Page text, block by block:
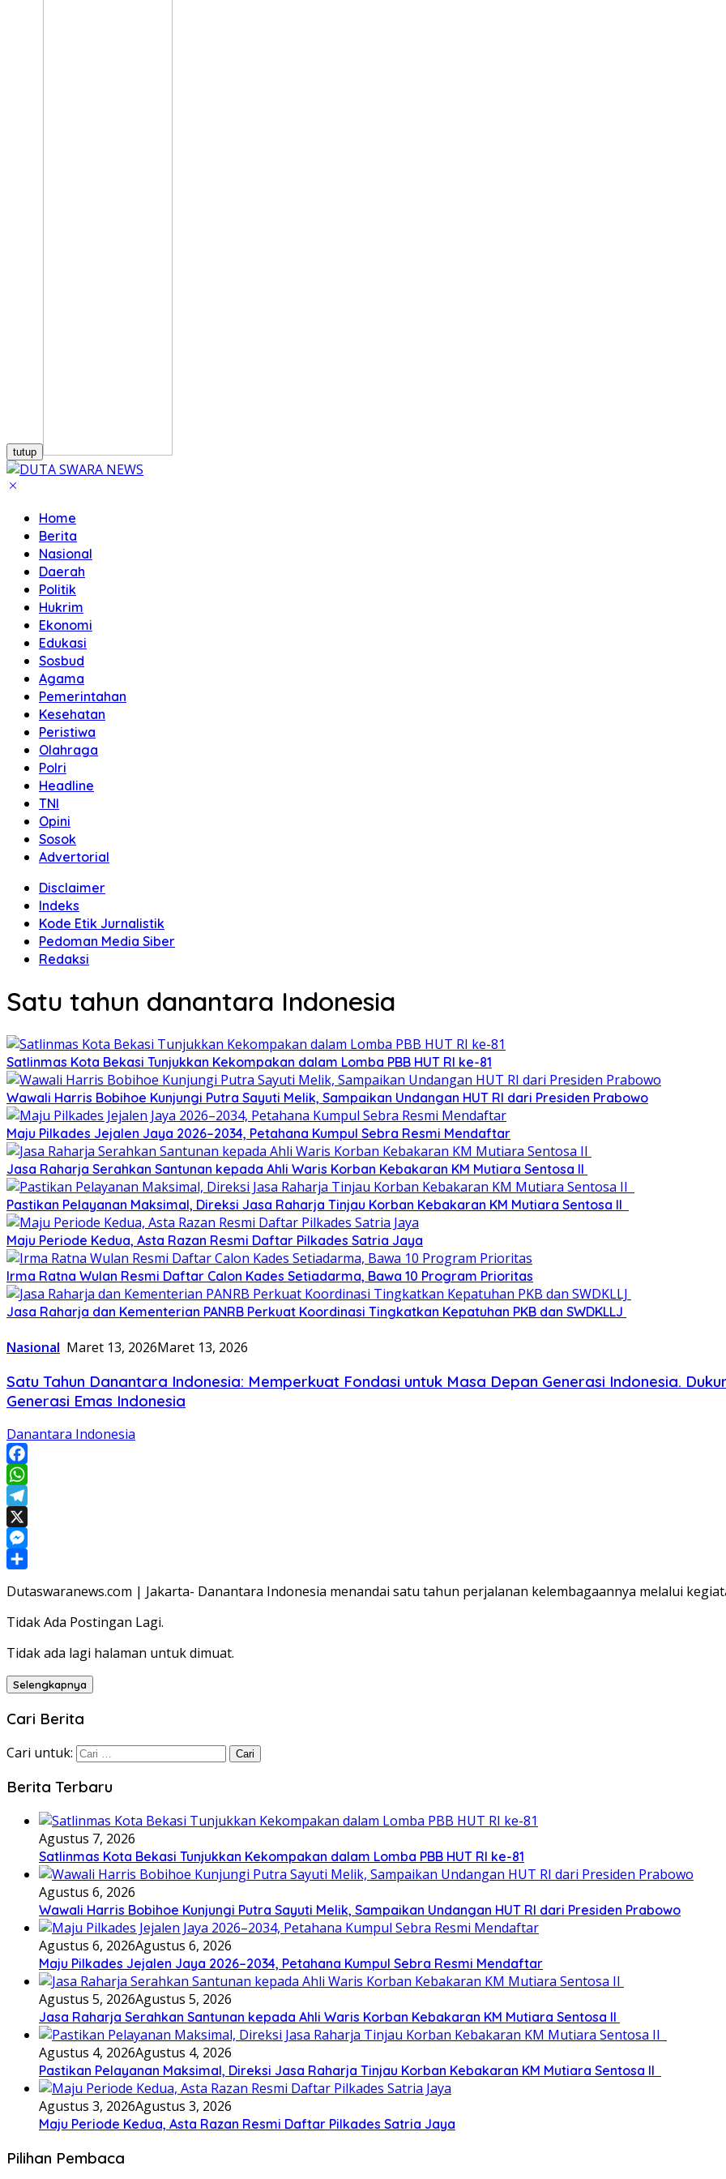
tutup
Home
Berita
Nasional
Daerah
Politik
Hukrim
Ekonomi
Edukasi
Sosbud
Agama
Pemerintahan
Kesehatan
Peristiwa
Olahraga
Polri
Headline
TNI
Opini
Sosok
Advertorial
Disclaimer
Indeks
Kode Etik Jurnalistik
Pedoman Media Siber
Redaksi
Satu tahun danantara Indonesia
Satlinmas Kota Bekasi Tunjukkan Kekompakan dalam Lomba PBB HUT RI ke-81
Wawali Harris Bobihoe Kunjungi Putra Sayuti Melik, Sampaikan Undangan HUT RI dari Presiden Prabowo
Maju Pilkades Jejalen Jaya 2026–2034, Petahana Kumpul Sebra Resmi Mendaftar
Jasa Raharja Serahkan Santunan kepada Ahli Waris Korban Kebakaran KM Mutiara Sentosa II
Pastikan Pelayanan Maksimal, Direksi Jasa Raharja Tinjau Korban Kebakaran KM Mutiara Sentosa II
Maju Periode Kedua, Asta Razan Resmi Daftar Pilkades Satria Jaya
Irma Ratna Wulan Resmi Daftar Calon Kades Setiadarma, Bawa 10 Program Prioritas
Jasa Raharja dan Kementerian PANRB Perkuat Koordinasi Tingkatkan Kepatuhan PKB dan SWDKLLJ
Nasional Maret 13, 2026Maret 13, 2026
Satu Tahun Danantara Indonesia: Memperkuat Fondasi untuk Masa Depan Generasi Indonesia.
Generasi Emas Indonesia
Danantara Indonesia
Facebook
WhatsApp
Telegram
X
Messenger
Dutaswaranews.com | Jakarta- Danantara Indonesia menandai satu tahun perjalanan kelembagaannya melalui
Tidak Ada Postingan Lagi.
Tidak ada lagi halaman untuk dimuat.
Selengkapnya
Cari Berita
Cari untuk:
Berita Terbaru
Agustus 7, 2026
Satlinmas Kota Bekasi Tunjukkan Kekompakan dalam Lomba PBB HUT RI ke-81
Agustus 6, 2026
Wawali Harris Bobihoe Kunjungi Putra Sayuti Melik, Sampaikan Undangan HUT RI dari Presiden Prabowo
Agustus 6, 2026Agustus 6, 2026
Maju Pilkades Jejalen Jaya 2026–2034, Petahana Kumpul Sebra Resmi Mendaftar
Agustus 5, 2026Agustus 5, 2026
Jasa Raharja Serahkan Santunan kepada Ahli Waris Korban Kebakaran KM Mutiara Sentosa II
Agustus 4, 2026Agustus 4, 2026
Pastikan Pelayanan Maksimal, Direksi Jasa Raharja Tinjau Korban Kebakaran KM Mutiara Sentosa II
Agustus 3, 2026Agustus 3, 2026
Maju Periode Kedua, Asta Razan Resmi Daftar Pilkades Satria Jaya
Pilihan Pembaca